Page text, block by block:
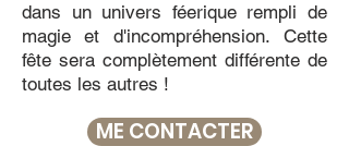
dans un univers féerique rempli de
magie et d'incompréhension.
Cette
fête sera complètement différente de
toutes les autres !
ME CONTACTER